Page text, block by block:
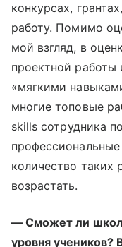
конкурсах,
работу. Помимо
мой взгляд, в
проектной работы
«мягкими
многие топовые
skills сотрудника
количество таких
возрастать.
— Сможет ли
уровня учеников?